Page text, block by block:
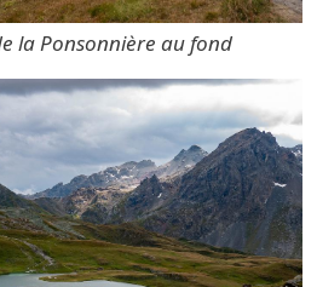
la Ponsonnière au fond